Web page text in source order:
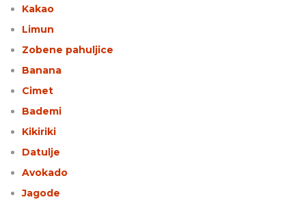
Kakao
Limun
Zobene pahuljice
Banana
Cimet
Bademi
Kikiriki
Datulje
Avokado
Jagode